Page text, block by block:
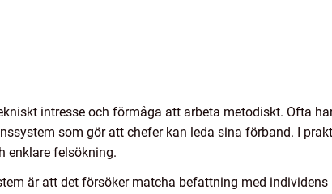
intresse och förmåga att arbeta metodiskt. Ofta
som gör att chefer kan leda sina förband. I
enklare felsökning.
är att det försöker matcha befattning med individens